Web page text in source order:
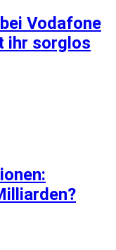
Vodafone
ihr sorglos